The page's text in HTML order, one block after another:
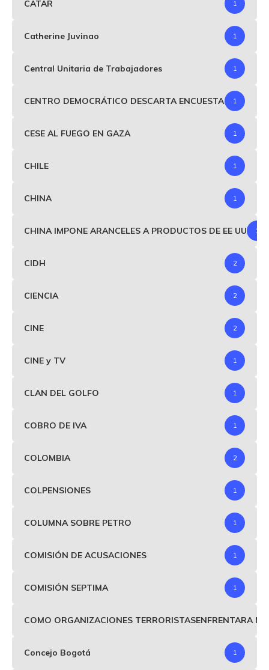
CATAR 1
Catherine Juvinao 1
Central Unitaria de Trabajadores 1
CENTRO DEMOCRÁTICO DESCARTA ENCUESTA 1
CESE AL FUEGO EN GAZA 1
CHILE 1
CHINA 1
CHINA IMPONE ARANCELES A PRODUCTOS DE EE UU 1
CIDH 2
CIENCIA 2
CINE 2
CINE y TV 1
CLAN DEL GOLFO 1
COBRO DE IVA 1
COLOMBIA 2
COLPENSIONES 1
COLUMNA SOBRE PETRO 1
COMISIÓN DE ACUSACIONES 1
COMISIÓN SEPTIMA 1
COMO ORGANIZACIONES TERRORISTASENFRENTARA
Concejo Bogotá 1